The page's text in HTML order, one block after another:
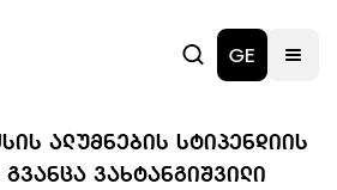
GE
ᲐᲚᲣᲛᲜᲔᲑᲘᲡ ᲡᲢᲘᲞᲔᲜᲓᲘᲘᲡ
ᲕᲐᲮᲢᲐᲜᲒᲘᲨᲕᲘᲚᲘ